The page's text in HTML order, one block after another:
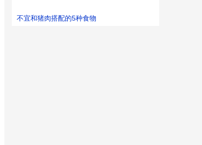
不宜和猪肉搭配的5种食物